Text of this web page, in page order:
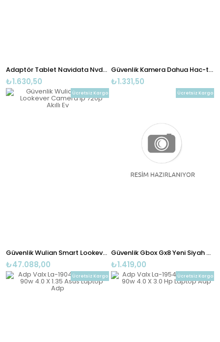
Adaptör Tablet Navidata Nvd-124c
₺1.630,50
Güvenlik Kamera Dahua Hac-t1a21p-0280b 2mp 2.8mm 20m 4ın1 Plastık
₺1.331,50
Güvenlik Wulian Smart Lookever Camera Ip 720p Akıllı Ev
₺47.088,00
Ücretsiz Kargo
Güvenlik Gbox Gx8 Yeni Siyah Junction Indoor Box+taban Dahil
₺1.419,00
Ücretsiz Kargo
Ücretsiz Kargo Ücretsiz Kargo